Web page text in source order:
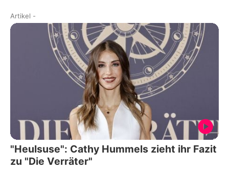
Artikel -
"Heulsuse": Cathy Hummels zieht ihr Fazit
zu "Die Verräter"